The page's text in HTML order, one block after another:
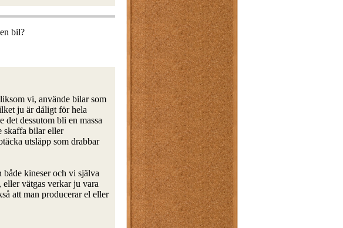
bil?
vi, använde bilar som
ju är dåligt för hela
dessutom bli en massa
skaffa bilar eller
utsläpp som drabbar
både kineser och vi själva
vätgas verkar ju vara
att man producerar el eller